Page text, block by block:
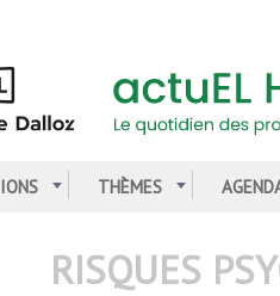
THÈMES
RISQUES